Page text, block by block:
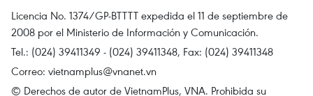
Licencia No. 1374/GP-BTTTT expedida el 11 de septiembre de
2008 por el Ministerio de Información y Comunicación.
Tel.: (024) 39411349 - (024) 39411348, Fax: (024) 39411348
Correo: vietnamplus@vnanet.vn
© Derechos de autor de VietnamPlus, VNA. Prohibida su